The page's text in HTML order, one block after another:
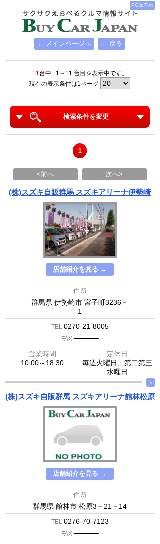
PC版表示
← メインページへ ← 戻る
11台中 1～11 台目を表示中です。
現在の表示条件は1ページ
検索条件を変更
1
<前へ 次へ>
(株)スズキ自販群馬 スズキアリーナ伊勢崎
店舗紹介を見る →
住 所
群馬県 伊勢崎市 宮子町3236－
1
TEL 0270-21-8005
FAX ─────
営業時間
定休日
10:00～18:30
毎週火曜日、第二第三
水曜日
∧
(株)スズキ自販群馬 スズキアリーナ館林松原
店舗紹介を見る →
住 所
群馬県 館林市 松原3－21－14
TEL 0276-70-7123
FAX ─────